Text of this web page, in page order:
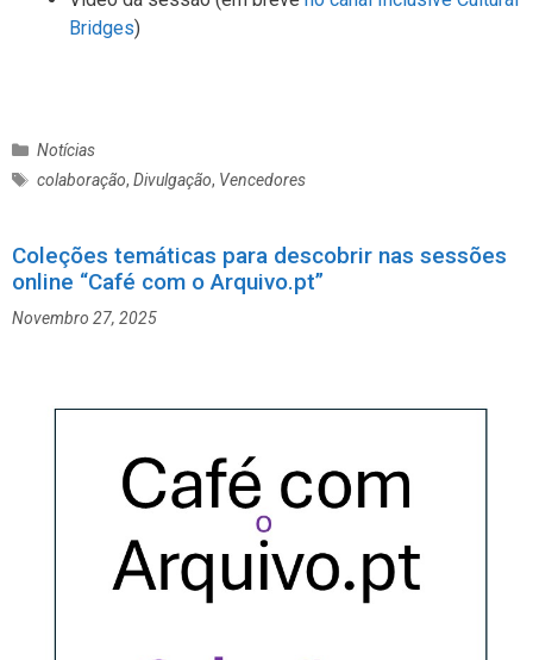
Bridges)
C
a
g
o
i
Notícias
E
q
u
t
colaboração,Divulgação, Vencedores
Coleções temáticas para descobrir nas sessões
online “Café com o Arquivo.pt”
Novembro 27, 2025